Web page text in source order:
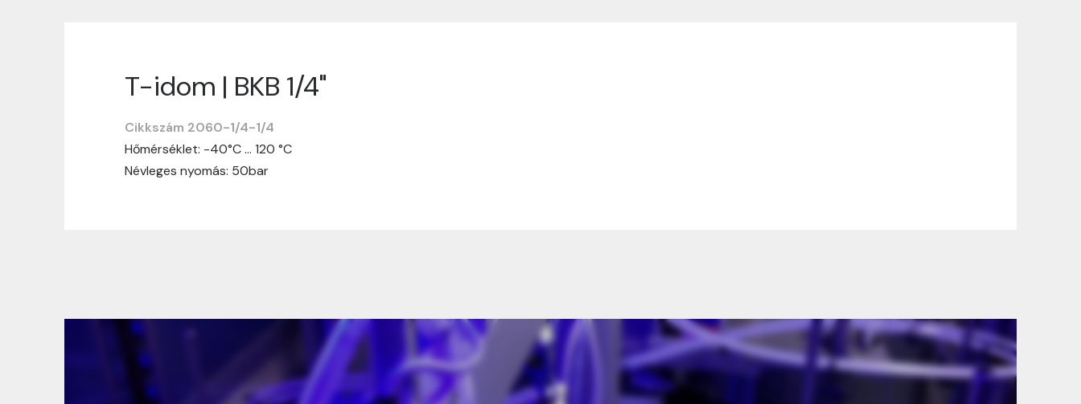
T-idom | BKB 1/4"
Cikkszám 2060-1/4-1/4
Hőmérséklet: -40°C … 120 °C
Névleges nyomás: 50bar
Szállítási információk
Nagyon köszönjük, hogy webshopunkat választottátok vásárlásaitokhoz. Az alábbiakban megtaláljátok szállítási információinkat, hogy a
vásárlásotok gördülékenyen és zökkenőmentesen történhessen.